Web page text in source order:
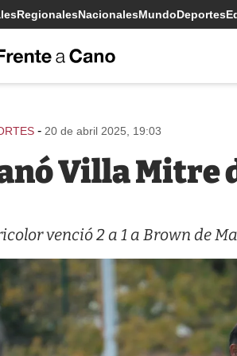
RegionalesNacionalesMundoDeportes
- 20 de abril 2025, 19:03
Villa Mitre
venció 2 a 1 a Brown de